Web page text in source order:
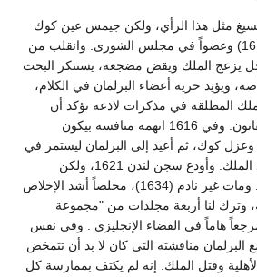
مثل هذا الرأي، ولكن جيمس عين كوك
رئيساً للمحكمة العليا (1613) وعضواً في مجلس الشورى. وانقلب من
يزعج الملك ويقض مضجعه، يستنكر البحث
ويؤيد حرية أعضاء البرلمان في الكلام،
المطلقة في مذكرات لاذعة تؤكد أن
الملوك ليسوا إلا خدماً للقانون. وفي 1616 اتهمه منافسه بيكون
كوك، ثم أعيد إلى البرلمان ليستمر في
تزعم حركة المقاومة ضد الملك. وأودع سجن لندن 1621، ولكن
سرعان ما أطلق سراحه. ومات غير نادم (1634)، مخلصاً أشد الإخلاص
وترك لنا أربعة مجلدات من "مجموعة
هاماً في القضاء الإنجليزي . وفي نفس
مناقشته التي كان لا بد أن تتمخض
وقتل الملك. إنه لم يكتف بممارسة كل